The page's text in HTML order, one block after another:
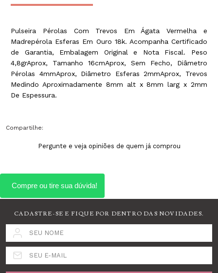
Pulseira Pérolas Com Trevos Em Ágata Vermelha e
Madrepérola Esferas Em Ouro 18k. Acompanha Certificado
de Garantia, Embalagem Original e Nota Fiscal. Peso
4,8grAprox, Tamanho 16cmAprox, Sem Fecho, Diâmetro
Pérolas 4mmAprox, Diâmetro Esferas 2mmAprox, Trevos
Medindo Aproximadamente 8mm alt x 8mm larg x 2mm
De Espessura.
Compartilhe:
Pergunte e veja opiniões de quem já comprou
CADASTRE-SE E FIQUE POR DENTRO DAS NOVIDADES.
SEU NOME
SEU E-MAIL